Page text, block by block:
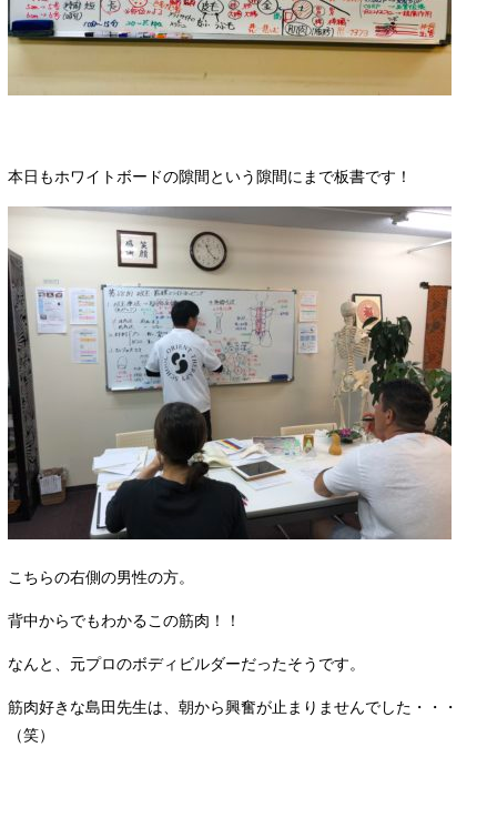
本日もホワイトボードの隙間という隙間にまで板書です！
こちらの右側の男性の方。
背中からでもわかるこの筋肉！！
なんと、元プロのボディビルダーだったそうです。
筋肉好きな島田先生は、朝から興奮が止まりませんでした・・・
（笑）